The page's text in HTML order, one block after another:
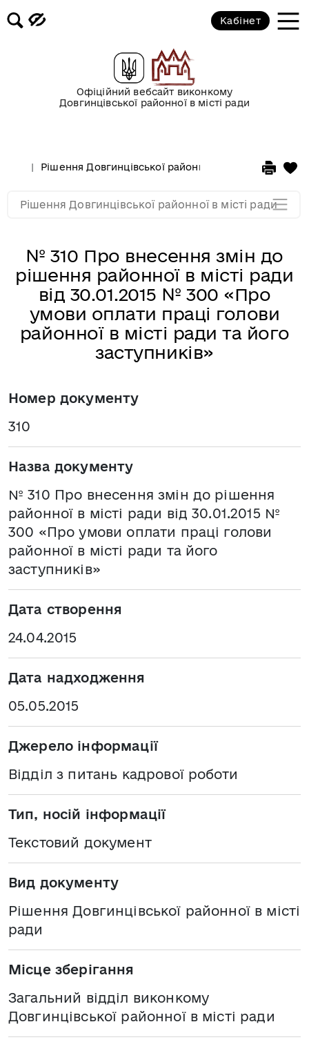
Офіційний вебсайт виконкому
Довгинцівської районної в місті ради
Кабінет
Рішення Довгинцівської районної в місті ради
№ 310 Про внесення змін до
рішення районної в місті ради
від 30.01.2015 № 300 «Про
умови оплати праці голови
районної в місті ради та його
заступників»
Номер документу
310
Назва документу
№ 310 Про внесення змін до рішення
районної в місті ради від 30.01.2015 №
300 «Про умови оплати праці голови
районної в місті ради та його
заступників»
Дата створення
24.04.2015
Дата надходження
05.05.2015
Джерело інформації
Відділ з питань кадрової роботи
Тип, носій інформації
Текстовий документ
Вид документу
Рішення Довгинцівської районної в місті
ради
Місце зберігання
Загальний відділ виконкому
Довгинцівської районної в місті ради
Рішення Довгинцівської районної в місті ради
XLI сесія VI скликання від
XL сесія VI скликання від
30.01.2015